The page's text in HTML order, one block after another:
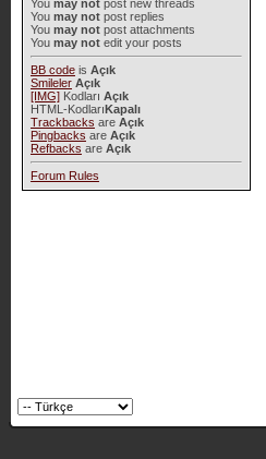
You may notpost new threads
You may notpost replies
You may notpost attachments
You may notedit your posts
BB codeis Açık
Smileler Açık
[IMG]Kodları Açık
HTML-KodlarıKapalı
Trackbacks are Açık
Pingbacks are Açık
Refbacks are Açık
Forum Rules